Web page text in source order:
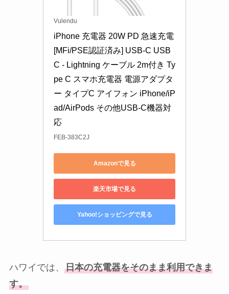
Vulendu
iPhone 充電器 20W PD 急速充電
[MFi/PSE認証済み] USB-C USB
C - Lightning ケーブル 2m付き Ty
pe C スマホ充電器 電源アダプタ
ー タイプC アイフォン iPhone/iP
ad/AirPods その他USB-C機器対
応
FEB-383C2J
Amazonで見る
楽天市場で見る
Yahoo!ショッピングで見る
ハワイでは、 日本の充電器をそのまま利用できま
す。